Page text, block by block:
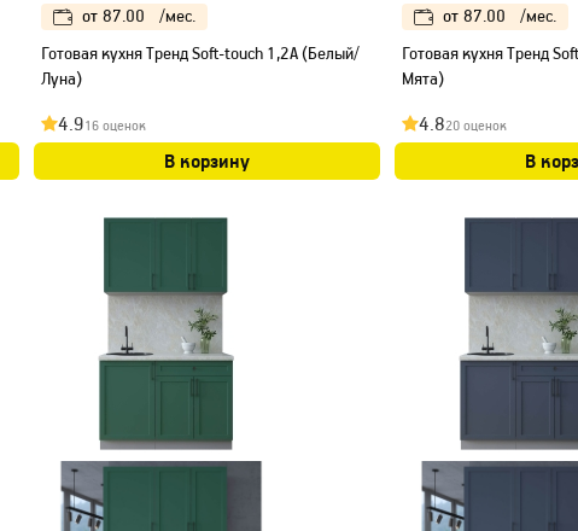
от 87.00
/мес.
Готовая кухня Тренд Soft-touch 1,2А (Белый/
Луна)
4.916 оценок
В корзину
от 87.00
/мес.
Готовая кухня Тренд
Мята)
4.820 оценок
В